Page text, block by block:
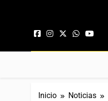
Inicio Noticias